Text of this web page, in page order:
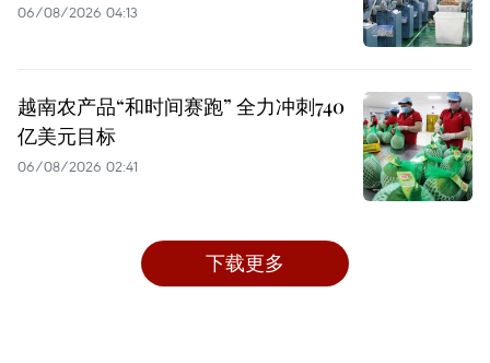
06/08/2026 04:13
越南农产品“和时间赛跑” 全力冲刺740
亿美元目标
06/08/2026 02:41
下载更多